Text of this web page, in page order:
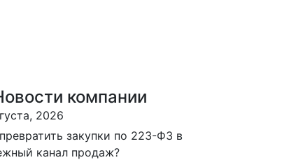
компании
2026
закупки по 223-ФЗ в
канал продаж?